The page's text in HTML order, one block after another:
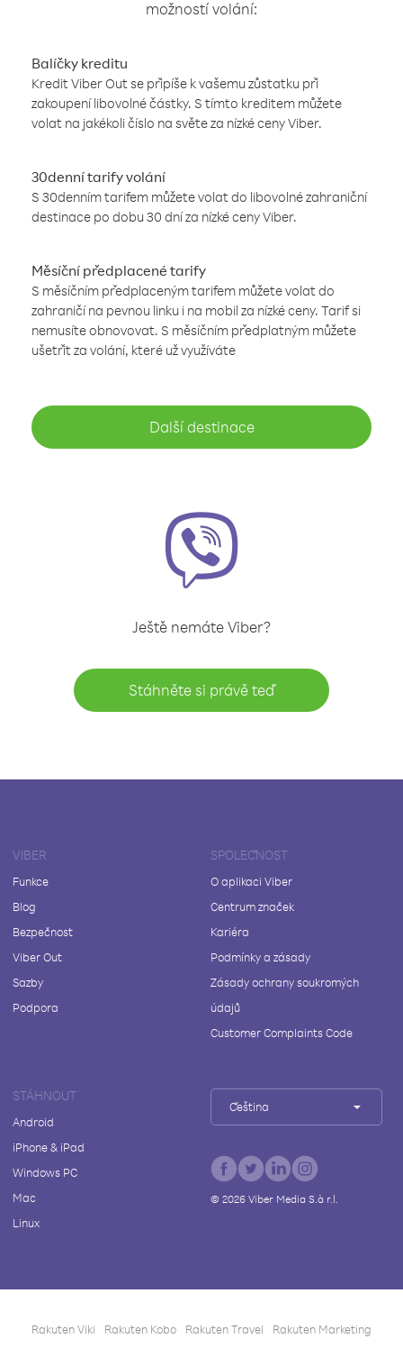
možností volání:
Balíčky kreditu
Kredit Viber Out se připíše k vašemu zůstatku při
zakoupení libovolné částky. S tímto kreditem můžete
volat na jakékoli číslo na světe za nízké ceny Viber.
30denní tarify volání
S 30denním tarifem můžete volat do libovolné zahraniční
destinace po dobu 30 dní za nízké ceny Viber.
Měsíční předplacené tarify
S měsíčním předplaceným tarifem můžete volat do
zahraničí na pevnou linku i na mobil za nízké ceny. Tarif si
nemusíte obnovovat. S měsíčním předplatným můžete
ušetřit za volání, které už využíváte
Další destinace
Ještě nemáte Viber?
Stáhněte si právě teď
VIBER
Funkce
Blog
Bezpečnost
Viber Out
Sazby
Podpora
SPOLEČNOST
O aplikaci Viber
Centrum značek
Kariéra
Podmínky a zásady
Zásady ochrany soukromých
údajů
Customer Complaints Code
STÁHNOUT
Android
iPhone & iPad
Windows PC
Mac
Linux
Čeština
© 2026Viber Media S.à r.l.
Rakuten Viki Rakuten Kobo Rakuten Travel Rakuten Marketing